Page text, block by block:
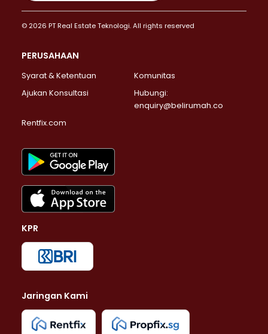
© 2026 PT Real Estate Teknologi. All rights reserved
PERUSAHAAN
Syarat & Ketentuan
Komunitas
Ajukan Konsultasi
Hubungi:
enquiry@belirumah.co
Rentfix.com
KPR
Jaringan Kami